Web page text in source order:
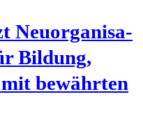
Neu­or­ga­ni­sa­
Bil­dung,
bewähr­ten